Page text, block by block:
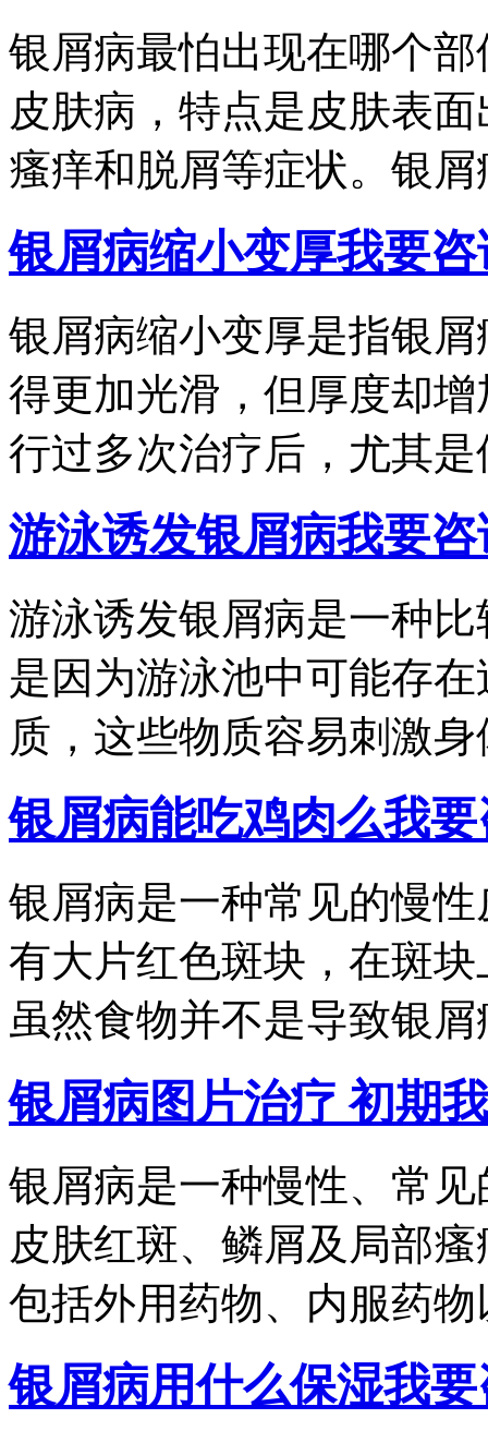
银屑病最怕出现在哪个
皮肤病，特点是皮肤表
瘙痒和脱屑等症状。银屑
银屑病缩小变厚我要咨
银屑病缩小变厚是指银
得更加光滑，但厚度却
行过多次治疗后，尤其是
游泳诱发银屑病我要咨
游泳诱发银屑病是一种
是因为游泳池中可能存
质，这些物质容易刺激身
银屑病能吃鸡肉么我
银屑病是一种常见的慢
有大片红色斑块，在斑
虽然食物并不是导致银屑
银屑病图片治疗 初期
银屑病是一种慢性、常
皮肤红斑、鳞屑及局部
包括外用药物、内服药物
银屑病用什么保湿我